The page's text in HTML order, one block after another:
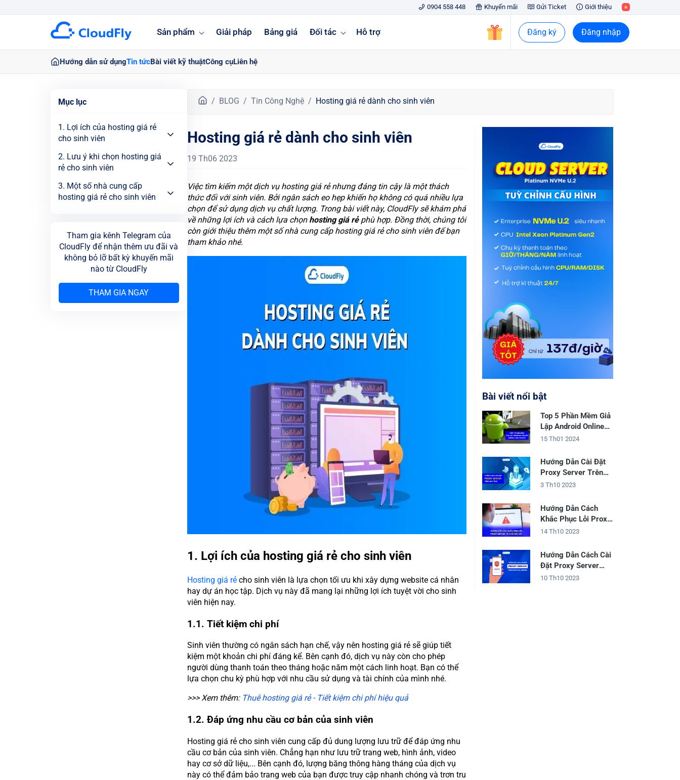
0904 558 448 Khuyến mãi Gửi Ticket Giới thiệu
Sản phẩm Giải pháp Bảng giá Đối tác Hỗ trợ Đăng ký Đăng nhập
Hướng dẫn sử dụngTin tứcBài viết kỹ thuậtCông cụLiên hệ
Mục lục
1. Lợi ích của hosting giá rẻ
cho sinh viên
2. Lưu ý khi chọn hosting giá
rẻ cho sinh viên
3. Một số nhà cung cấp
hosting giá rẻ cho sinh viên
Tham gia kênh Telegram của
CloudFly để nhận thêm ưu đãi và
không bỏ lỡ bất kỳ khuyến mãi
nào từ CloudFly
THAM GIA NGAY
T
n
g
c
BLOG Tin Công Nghệ Hosting giá rẻ dành cho sinh viên
Hosting giá rẻ dành cho sinh viên
19 Th06 2023
Việc tìm kiếm một dịch vụ hosting giá rẻ nhưng đáng tin cậy là một thách
thức đối với sinh viên. Bởi ngân sách eo hẹp khiến họ không có quá nhiều lựa
chọn để sử dụng dịch vụ chất lượng. Trong bài viết này, CloudFly sẽ khám phá
về những lợi ích và cách lựa chọn hosting giá rẻphù hợp. Đồng thời, chúng tôi
còn giới thiệu thêm một số nhà cung cấp hosting giá rẻ cho sinh viên để bạn
tham khảo nhé.
1. Lợi ích của hosting giá rẻ cho sinh viên
Hosting giá rẻcho sinh viên là lựa chọn tối ưu khi xây dựng website cá nhân
hay dự án học tập. Dịch vụ này đã mang lại những lợi ích tuyệt vời cho sinh
viên hiện nay.
1.1. Tiết kiệm chi phí
Sinh viên thường có ngân sách hạn chế, vậy nên hosting giá rẻ sẽ giúp tiết
kiệm một khoản chi phí đáng kể. Bên cạnh đó, dịch vụ này còn cho phép
người dùng thanh toán theo tháng hoặc năm một cách linh hoạt. Bạn có thể
lựa chọn chu kỳ phù hợp với nhu cầu sử dụng và tài chính của mình nhé.
>>> Xem thêm: Thuê hosting giá rẻ - Tiết kiệm chi phí hiệu quả
1.2. Đáp ứng nhu cầu cơ bản của sinh viên
Hosting giá rẻ cho sinh viên cung cấp đủ dung lượng lưu trữ để đáp ứng nhu
cầu cơ bản của sinh viên. Chẳng hạn như lưu trữ trang web, hình ảnh, video
hay cơ sở dữ liệu,... Bên cạnh đó, lượng băng thông hàng tháng của dịch vụ
này có thể đảm bảo trang web của bạn được truy cập nhanh chóng và trơn tru
Bài viết nổi bật
Top 5 Phần Mềm Giả
Lập Android Online
Không Cần Cài Đặt
15 Th01 2024
Hướng Dẫn Cài Đặt
Proxy Server Trên
Máy Tính
3 Th10 2023
Hướng Dẫn Cách
Khắc Phục Lỗi Proxy
Server Từ Chối Kết
14 Th10 2023
Hướng Dẫn Cách Cài
Đặt Proxy Server
Trên Điện Thoại
10 Th10 2023